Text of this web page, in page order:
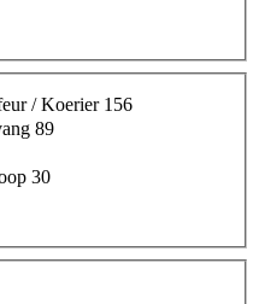
/ Koerier 156
89
30